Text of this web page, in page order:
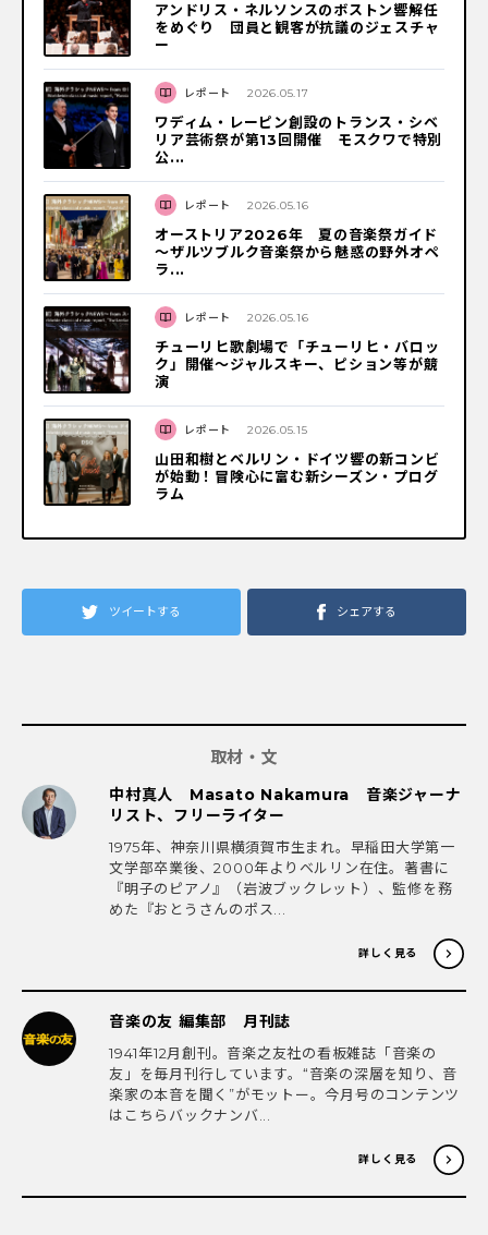
アンドリス・ネルソンスのボストン響解任
をめぐり 団員と観客が抗議のジェスチャ
ー
レポート 2026.05.17
ワディム・レーピン創設のトランス・シベ
リア芸術祭が第13回開催 モスクワで特別
公...
レポート 2026.05.16
オーストリア2026年 夏の音楽祭ガイド
～ザルツブルク音楽祭から魅惑の野外オペ
ラ...
レポート 2026.05.16
チューリヒ歌劇場で「チューリヒ・バロッ
ク」開催～ジャルスキー、ピション等が競
演
レポート 2026.05.15
山田和樹とベルリン・ドイツ響の新コンビ
が始動！冒険心に富む新シーズン・プログ
ラム
ツイートする シェアする
取材・文
中村真人 Masato Nakamura 音楽ジャーナ
リスト、フリーライター
1975年、神奈川県横須賀市生まれ。早稲田大学第一
文学部卒業後、2000年よりベルリン在住。著書に
『明子のピアノ』（岩波ブックレット）、監修を務
めた『おとうさんのポス...
詳しく見る
音楽の友 編集部 月刊誌
1941年12月創刊。音楽之友社の看板雑誌「音楽の
友」を毎月刊行しています。“音楽の深層を知り、音
楽家の本音を聞く”がモットー。今月号のコンテンツ
はこちらバックナンバ...
詳しく見る